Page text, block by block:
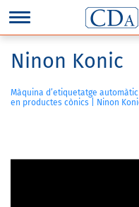
Ninon Konic
Màquina d’etiquetatge
en productes cònics | Ninon